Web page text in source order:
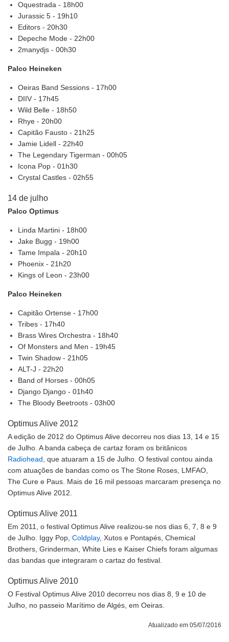
Oquestrada - 18h00
Jurassic 5 - 19h10
Editors - 20h30
Depeche Mode - 22h00
2manydjs - 00h30
Palco Heineken
Oeiras Band Sessions - 17h00
DIIV - 17h45
Wild Belle - 18h50
Rhye - 20h00
Capitão Fausto - 21h25
Jamie Lidell - 22h40
The Legendary Tigerman - 00h05
Icona Pop - 01h30
Crystal Castles - 02h55
14 de julho
Palco Optimus
Linda Martini - 18h00
Jake Bugg - 19h00
Tame Impala - 20h10
Phoenix - 21h20
Kings of Leon - 23h00
Palco Heineken
Capitão Ortense - 17h00
Tribes - 17h40
Brass Wires Orchestra - 18h40
Of Monsters and Men - 19h45
Twin Shadow - 21h05
ALT-J - 22h20
Band of Horses - 00h05
Django Django - 01h40
The Bloody Beetroots - 03h00
Optimus Alive 2012
A edição de 2012 do Optimus Alive decorreu nos dias 13, 14 e 15
de Julho. A banda cabeça de cartaz foram os britânicos
Radiohead , que atuaram a 15 de Julho. O festival contou ainda
com atuações de bandas como os The Stone Roses, LMFAO,
The Cure e Paus. Mais de 16 mil pessoas marcaram presença no
Optimus Alive 2012.
Optimus Alive 2011
Em 2011, o festival Optimus Alive realizou-se nos dias 6, 7, 8 e 9
de Julho. Iggy Pop, Coldplay, Xutos e Pontapés, Chemical
Brothers, Grinderman, White Lies e Kaiser Chiefs foram algumas
das bandas que integraram o cartaz do festival.
Optimus Alive 2010
O Festival Optimus Alive 2010 decorreu nos dias 8, 9 e 10 de
Julho, no passeio Marítimo de Algés, em Oeiras.
Atualizado em 05/07/2016